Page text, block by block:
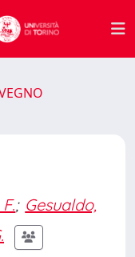
; Gesualdo,